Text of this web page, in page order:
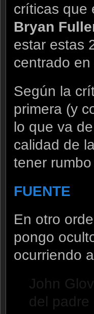
críticas que
Bryan
estar estas
centrado
Según la
primera (y
lo que va
calidad de
tener
FUENTE
En otro
pongo
ocurriendo
John
del